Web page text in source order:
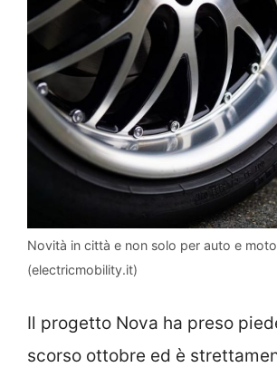
Novità in città e non solo per auto e moto
(electricmobility.it)
Il progetto Nova ha preso
scorso ottobre ed è